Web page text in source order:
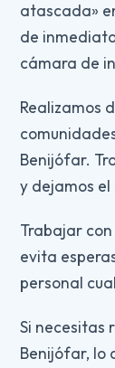
atascada»
de
cámara de
Realizamos
Benijófar.
y dejamos
Trabajar
evita
personal
Si necesitas
Benijófar, lo